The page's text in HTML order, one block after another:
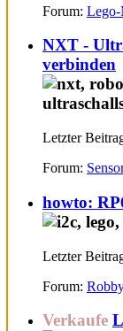
Forum: Lego-
NXT -
verbinden
Letzter
Forum:
howto:
Letzter
Forum:
Verkaufe